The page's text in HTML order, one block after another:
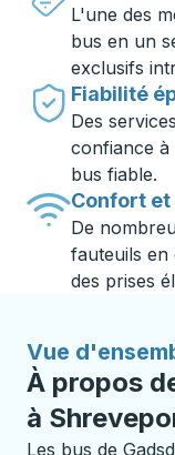
L'une des
bus en un
exclusifs
Fiabilité
Des
confiance
bus fiable.
Confort
De
fauteuils en
des prises
Vue
À propos
à
Les bus de